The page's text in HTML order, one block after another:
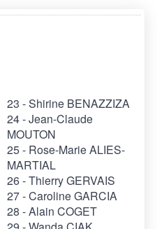
23 - Shirine BENAZZIZA
24 - Jean-Claude
MOUTON
25 - Rose-Marie ALIES-
MARTIAL
26 - Thierry GERVAIS
27 - Caroline GARCIA
28 - Alain COGET